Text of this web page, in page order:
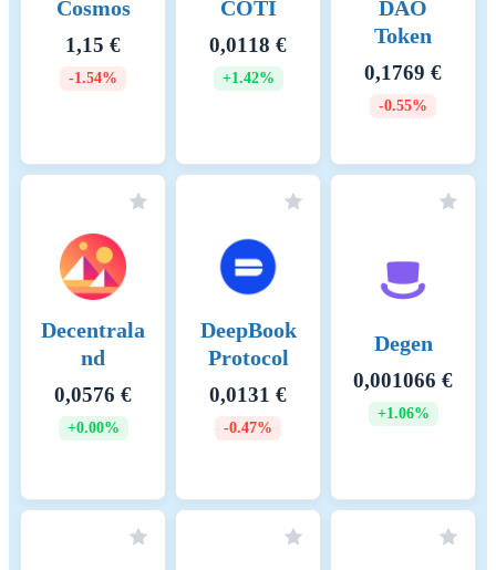
Cosmos
1,15 €
-1.54%
COTI
0,0118 €
+1.42%
DAO
Token
0,1769 €
-0.55%
Decentrala
nd
0,0576 €
+0.00%
DeepBook
Protocol
0,0131 €
-0.47%
Degen
0,001066 €
+1.06%